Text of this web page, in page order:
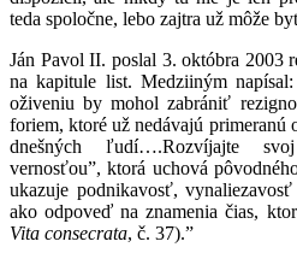
teda spoločne, lebo zajtra už môže
Ján Pavol II. poslal 3. októbra 2003
na kapitule list. Medziiným napísal:
oživeniu by mohol zabrániť
foriem, ktoré už nedávajú primeranú
dnešných ľudí….Rozvíjajte
vernosťou”, ktorá uchová
ukazuje podnikavosť,
ako odpoveď na znamenia čias,
Vita consecrata, č. 37).”